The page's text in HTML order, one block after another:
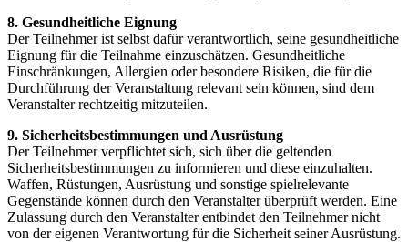
8. Gesundheitliche Eignung
Der Teilnehmer ist selbst dafür verantwortlich, seine gesundheitliche
Eignung für die Teilnahme einzuschätzen. Gesundheitliche
Einschränkungen, Allergien oder besondere Risiken, die für die
Durchführung der Veranstaltung relevant sein können, sind dem
Veranstalter rechtzeitig mitzuteilen.
9. Sicherheitsbestimmungen und Ausrüstung
Der Teilnehmer verpflichtet sich, sich über die geltenden
Sicherheitsbestimmungen zu informieren und diese einzuhalten.
Waffen, Rüstungen, Ausrüstung und sonstige spielrelevante
Gegenstände können durch den Veranstalter überprüft werden. Eine
Zulassung durch den Veranstalter entbindet den Teilnehmer nicht
von der eigenen Verantwortung für die Sicherheit seiner Ausrüstung.